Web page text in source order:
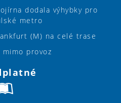
dodala výhybky pro
metro
(M) na celé trase
mimo provoz